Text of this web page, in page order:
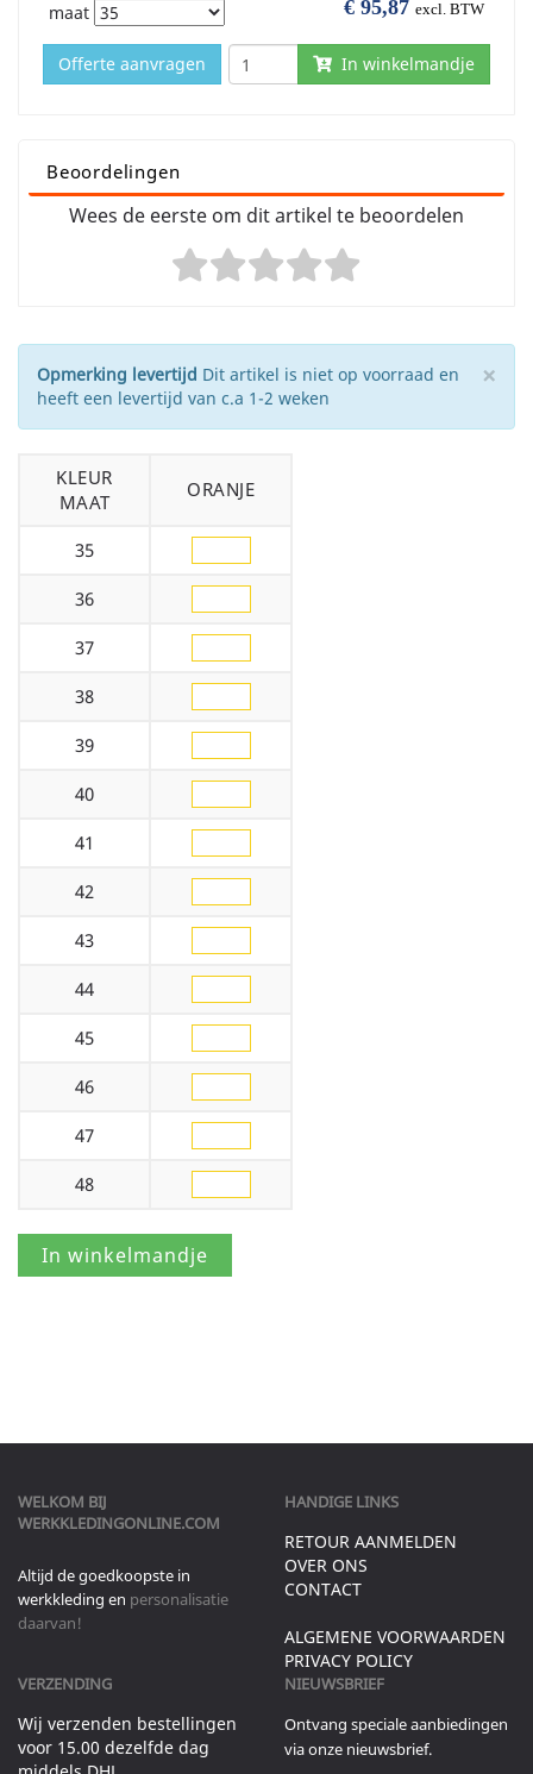
€ 95,87 excl. BTW
maat
In winkelmandje
Offerte aanvragen
Beoordelingen
Wees de eerste om dit artikel te beoordelen
×
Opmerking levertijd Dit artikel is niet op voorraad en
heeft een levertijd van c.a 1-2 weken
KLEUR
MAAT
ORANJE
35
36
37
38
39
40
41
42
43
44
45
46
47
48
WELKOM BIJ
WERKKLEDINGONLINE.COM
Altijd de goedkoopste in
werkkleding en personalisatie
daarvan!
HANDIGE LINKS
RETOUR AANMELDEN
OVER ONS
CONTACT
ALGEMENE VOORWAARDEN
PRIVACY POLICY
VERZENDING
Wij verzenden bestellingen
voor 15.00 dezelfde dag
NIEUWSBRIEF
Ontvang speciale aanbiedingen
via onze nieuwsbrief.